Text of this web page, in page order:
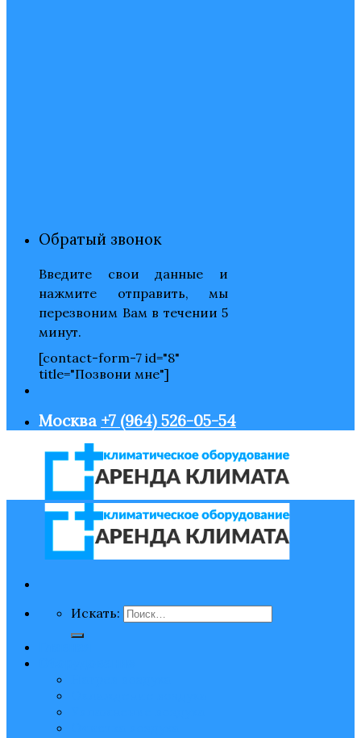
Обратый звонок
Введите свои данные и
нажмите отправить, мы
перезвоним Вам в течении 5
минут.
[contact-form-7 id="8"
title="Позвони мне"]
Москва +7 (964) 526-05-54
Искать: